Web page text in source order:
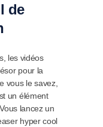
de
les vidéos
pour la
vous le savez,
un élément
lancez un
hyper cool